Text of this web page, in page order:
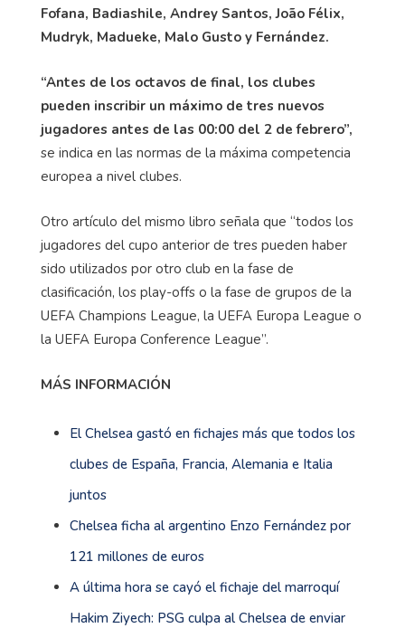
Fofana, Badiashile, Andrey Santos, João Félix,
Mudryk, Madueke, Malo Gusto y Fernández.
“Antes de los octavos de final, los clubes
pueden inscribir un máximo de tres nuevos
jugadores antes de las 00:00 del 2 de febrero”,
se indica en las normas de la máxima competencia
europea a nivel clubes.
Otro artículo del mismo libro señala que “todos los
jugadores del cupo anterior de tres pueden haber
sido utilizados por otro club en la fase de
clasificación, los play-offs o la fase de grupos de la
UEFA Champions League, la UEFA Europa League o
la UEFA Europa Conference League”.
MÁS INFORMACIÓN
El Chelsea gastó en fichajes más que todos los
clubes de España, Francia, Alemania e Italia
juntos
Chelsea ficha al argentino Enzo Fernández por
121 millones de euros
A última hora se cayó el fichaje del marroquí
Hakim Ziyech: PSG culpa al Chelsea de enviar